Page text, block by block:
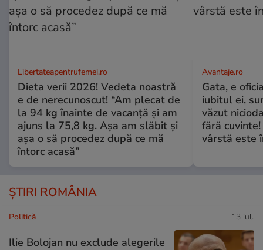
Libertateapentrufemei.ro
Dieta verii 2026! Vedeta noastră
e de nerecunoscut! “Am plecat de
la 94 kg înainte de vacanță și am
ajuns la 75,8 kg. Așa am slăbit și
așa o să procedez după ce mă
întorc acasă”
Avantaje.ro
Gata, e
iubitul ei,
văzut
fără
vârstă este
ȘTIRI ROMÂNIA
Politică 13 iul.
Ilie Bolojan nu exclude alegerile